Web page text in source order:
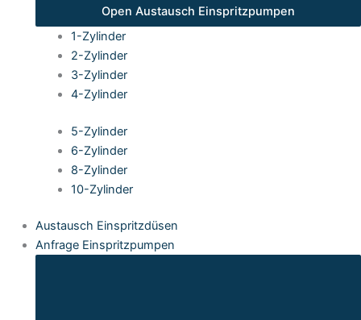
Open Austausch Einspritzpumpen
1-Zylinder
2-Zylinder
3-Zylinder
4-Zylinder
5-Zylinder
6-Zylinder
8-Zylinder
10-Zylinder
Austausch Einspritzdüsen
Anfrage Einspritzpumpen